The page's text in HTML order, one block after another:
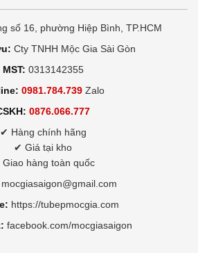
số 16, phường Hiệp Bình, TP.HCM
Cty TNHH Mộc Gia Sài Gòn
MST: 0313142355
0981.784.739 Zalo
0876.066.777
✔ Hàng chính hãng
✔ Giá tại kho
hàng toàn quốc
mocgiasaigon@gmail.com
https://tubepmocgia.com
facebook.com/mocgiasaigon